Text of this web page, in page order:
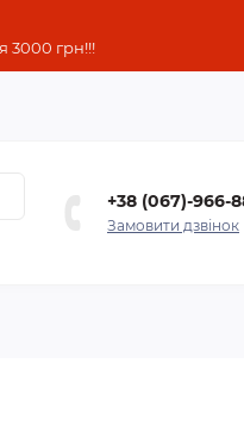
3000 грн!!!
+38 (067)-966-
Замовити дзвінок